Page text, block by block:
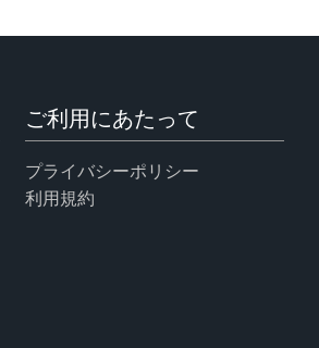
ご利用にあたって
プライバシーポリシー
利用規約